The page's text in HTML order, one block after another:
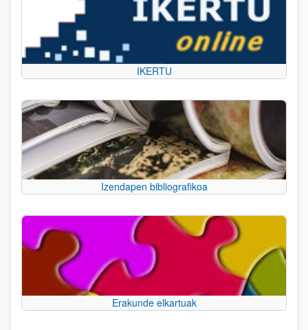
IKERTU
Izendapen bibliografikoa
Erakunde elkartuak